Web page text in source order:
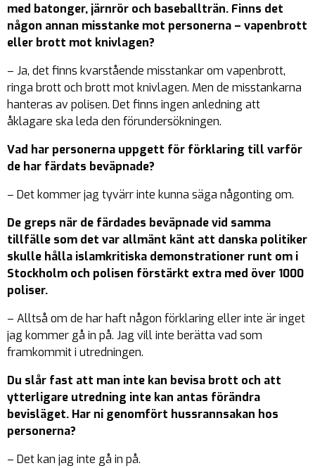
med batonger, järnrör och baseballträn. Finns det
någon annan misstanke mot personerna – vapenbrott
eller brott mot knivlagen?
– Ja, det finns kvarstående misstankar om vapenbrott,
ringa brott och brott mot knivlagen. Men de misstankarna
hanteras av polisen. Det finns ingen anledning att
åklagare ska leda den förundersökningen.
Vad har personerna uppgett för förklaring till varför
de har färdats beväpnade?
– Det kommer jag tyvärr inte kunna säga någonting om.
De greps när de färdades beväpnade vid samma
tillfälle som det var allmänt känt att danska politiker
skulle hålla islamkritiska demonstrationer runt om i
Stockholm och polisen förstärkt extra med över 1000
poliser.
– Alltså om de har haft någon förklaring eller inte är inget
jag kommer gå in på. Jag vill inte berätta vad som
framkommit i utredningen.
Du slår fast att man inte kan bevisa brott och att
ytterligare utredning inte kan antas förändra
bevisläget. Har ni genomfört hussrannsakan hos
personerna?
– Det kan jag inte gå in på.